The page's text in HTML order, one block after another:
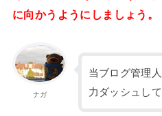
に向かうようにしましょう。
ナガ
当ブログ管理
力ダッシュして